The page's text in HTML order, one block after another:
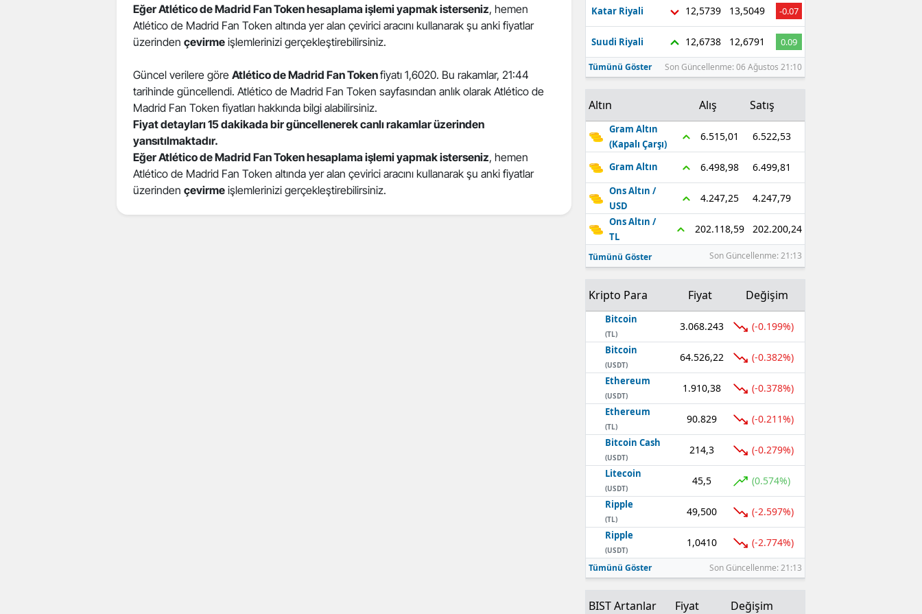
Diyarbakır
Elazığ
Erzurum
Eskişehir
Giresun
Eğer Atlético de Madrid Fan Token hesaplama işlemi yapmak isterseniz, hemen
Atlético de Madrid Fan Token altında yer alan çevirici aracını kullanarak şu anki fiyatlar
üzerinden çevirme işlemlerinizi gerçekleştirebilirsiniz.
Güncel verilere göre Atlético de Madrid Fan Tokenfiyatı 1,6020. Bu rakamlar, 21:44
tarihinde güncellendi. Atlético de Madrid Fan Token sayfasından anlık olarak Atlético de
Madrid Fan Token fiyatları hakkında bilgi alabilirsiniz.
Fiyat detayları 15 dakikada bir güncellenerek canlı rakamlar üzerinden
yansıtılmaktadır.
Eğer Atlético de Madrid Fan Token hesaplama işlemi yapmak isterseniz, hemen
Atlético de Madrid Fan Token altında yer alan çevirici aracını kullanarak şu anki fiyatlar
üzerinden çevirme işlemlerinizi gerçekleştirebilirsiniz.
Katar Riyali 12,5739 13,5049 -0.07
Suudi Riyali 12,6738 12,6791 0.09
Tümünü Göster Son Güncellenme: 06 Ağustos 21:10
Altın Alış Satış
Gram Altın
(Kapalı Çarşı)
6.515,01 6.522,53
Gram Altın 6.498,98 6.499,81
Ons Altın /
USD
4.247,25 4.247,79
Ons Altın /
TL
202.118,59 202.200,24
Tümünü Göster Son Güncellenme: 21:13
Kripto Para Fiyat Değişim
Bitcoin
(TL)
3.068.243 (-0.199%)
Bitcoin
(USDT)
64.526,22 (-0.382%)
Ethereum
(USDT)
1.910,38 (-0.378%)
Ethereum
(TL)
90.829 (-0.211%)
Bitcoin Cash
(USDT)
214,3 (-0.279%)
Litecoin
(USDT)
45,5 (0.574%)
Ripple
(TL)
49,500 (-2.597%)
Ripple
(USDT)
1,0410 (-2.774%)
Tümünü Göster Son Güncellenme: 21:13
BIST Artanlar Fiyat Değişim